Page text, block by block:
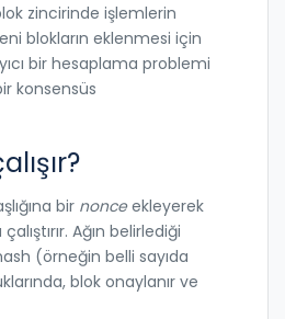
zincirinde işlemlerin
blokların eklenmesi için
bir hesaplama problemi
konsensüs
bir nonceekleyerek
Ağın belirlediği
(örneğin belli sayıda
blok onaylanır ve